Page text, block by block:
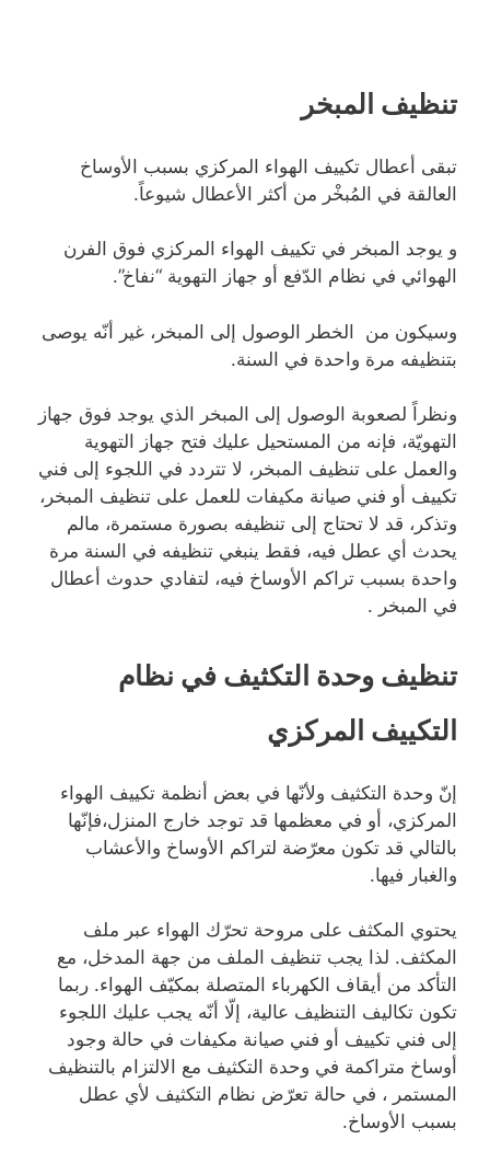
تنظيف المبخر
تبقى أعطال تكييف الهواء المركزي بسبب الأوساخ
العالقة في المُبخْر من أكثر الأعطال شيوعاً.
و يوجد المبخر في تكييف الهواء المركزي فوق الفرن
الهوائي في نظام الدّفع أو جهاز التهوية “نفاخ”.
وسيكون من الخطر الوصول إلى المبخر، غير أنّه يوصى
بتنظيفه مرة واحدة في السنة.
ونظراً لصعوبة الوصول إلى المبخر الذي يوجد فوق جهاز
التهويّة، فإنه من المستحيل عليك فتح جهاز التهوية
والعمل على تنظيف المبخر، لا تتردد في اللجوء إلى فني
تكييف أو فني صيانة مكيفات للعمل على تنظيف المبخر،
وتذكر، قد لا تحتاج إلى تنظيفه بصورة مستمرة، مالم
يحدث أي عطل فيه، فقط ينبغي تنظيفه في السنة مرة
واحدة بسبب تراكم الأوساخ فيه، لتفادي حدوث أعطال
في المبخر .
تنظيف وحدة التكثيف في نظام
التكييف المركزي
إنّ وحدة التكثيف ولأنّها في بعض أنظمة تكييف الهواء
المركزي، أو في معظمها قد توجد خارج المنزل،فإنّها
بالتالي قد تكون معرّضة لتراكم الأوساخ والأعشاب
والغبار فيها.
يحتوي المكثف على مروحة تحرّك الهواء عبر ملف
المكثف. لذا يجب تنظيف الملف من جهة المدخل، مع
التأكد من أيقاف الكهرباء المتصلة بمكيّف الهواء. ربما
تكون تكاليف التنظيف عالية، إلّا أنّه يجب عليك اللجوء
إلى فني تكييف أو فني صيانة مكيفات في حالة وجود
أوساخ متراكمة في وحدة التكثيف مع الالتزام بالتنظيف
المستمر ، في حالة تعرّض نظام التكثيف لأي عطل
بسبب الأوساخ.